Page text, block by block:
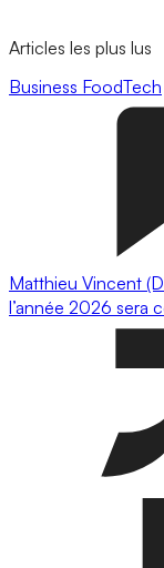
Articles les plus lus
Business FoodTech
Matthieu Vincent
l’année 2026 sera